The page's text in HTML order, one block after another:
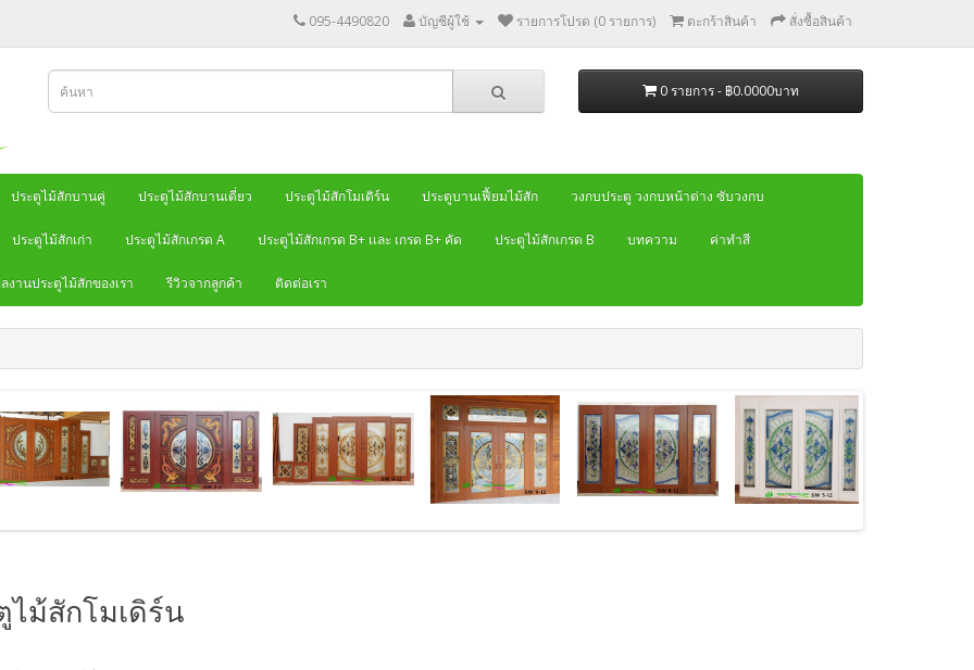
095-4490820 บัญชีผู้ใช้ รายการโปรด (0 รายการ) ตะกร้าสินค้า สั่งซื้อสินค้า
0 รายการ - ฿0.0000บาท
ประตูไม้สักบานคู่ ประตูไม้สักบานเดี่ยว ประตูไม้สักโมเดิร์น ประตูบานเฟี้ยมไม้สัก วงกบประตู วงกบหน้าต่าง ซับวงกบ
ประตูไม้สักเก่า ประตูไม้สักเกรด A ประตูไม้สักเกรด B+ เเละ เกรด B+ คัด ประตูไม้สักเกรด B บทความ ค่าทำสี
งานประตูไม้สักของเรา รีวิวจากลูกค้า ติดต่อเรา
ไม้สักโมเดิร์น